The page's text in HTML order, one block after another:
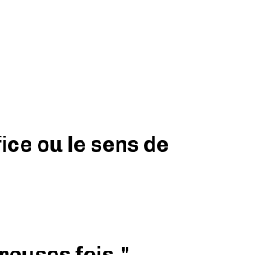
ou le sens de